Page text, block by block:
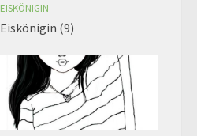
EISKÖNIGIN
Eiskönigin (9)